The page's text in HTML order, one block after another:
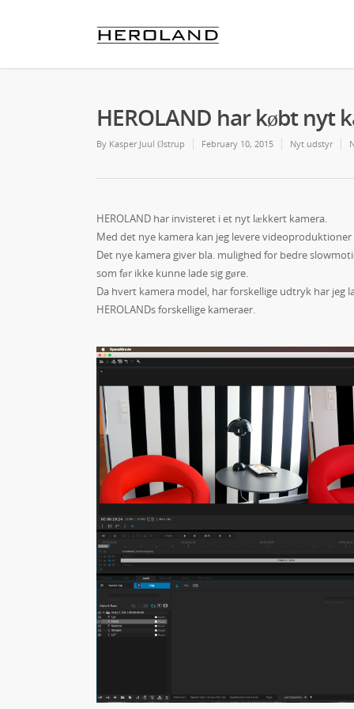
HEROLAND har købt nyt
By Kasper Juul Østrup February 10, 2015 Nyt udstyr
HEROLAND har invisteret i et nyt lækkert kamera.
Med det nye kamera kan jeg levere
Det nye kamera giver bla. mulighed for bedre
som før ikke kunne lade sig gøre.
Da hvert kamera model, har forskellige udtryk har
HEROLANDs forskellige kameraer.